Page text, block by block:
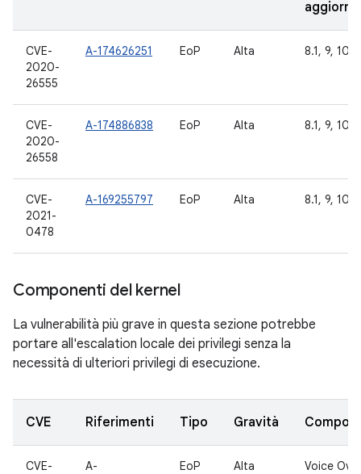
CVE-
2020-
26555
A-174626251 EoP Alta 8.1, 9, 10,
CVE-
2020-
26558
A-174886838 EoP Alta 8.1, 9, 10,
CVE-
2021-
0478
A-169255797 EoP Alta 8.1, 9, 10,
Componenti del kernel
La vulnerabilità più grave in questa sezione potrebbe
portare all'escalation locale dei privilegi senza la
necessità di ulteriori privilegi di esecuzione.
CVE Riferimenti Tipo Gravità
CVE-
A-
EoP Alta
Voice